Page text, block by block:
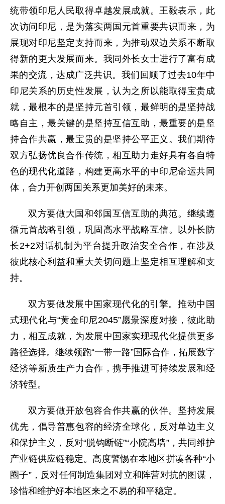
统带领印尼人民取得卓越发展成就。王毅表示，此
次访问印尼，是为落实两国元首重要共识而来，为
展现对印尼坚定支持而来，为推动双边关系不断取
得新的更大发展而来。我同外长女士进行了富有成
果的交流，达成广泛共识。我们回顾了过去10年中
印尼关系的历史性发展，认为之所以能取得宝贵成
就，最根本的是坚持元首引领，最鲜明的是坚持战
略自主，最关键的是坚持互信互助，最重要的是坚
持合作共赢，最宝贵的是坚持公平正义。我们期待
双方弘扬优良合作传统，相互助力走好具有各自特
色的现代化道路，构建更高水平的中印尼命运共同
体，合力开创两国关系更加美好的未来。
双方要做大国和邻国互信互助的典范。继续遵
循元首战略引领，巩固高水平战略互信。以外长防
长2+2对话机制为平台提升政治安全合作，在涉及
彼此核心利益和重大关切问题上坚定相互理解和支
持。
双方要做发展中国家现代化的引擎。推动中国
式现代化与“黄金印尼2045”愿景深度对接，彼此助
力，相互成就，为发展中国家实现现代化提供更多
路径选择。继续领跑“一带一路”国际合作，拓展数字
经济等新质生产力合作，携手推进可持续发展和经
济转型。
双方要做开放包容合作共赢的伙伴。坚持发展
优先，倡导普惠包容的经济全球化，反对单边主义
和保护主义，反对“脱钩断链”“小院高墙”，共同维护
产业链供应链稳定。高度警惕在本地区拼凑各种“小
圈子”，反对任何制造集团对立和阵营对抗的图谋，
珍惜和维护好本地区来之不易的和平稳定。